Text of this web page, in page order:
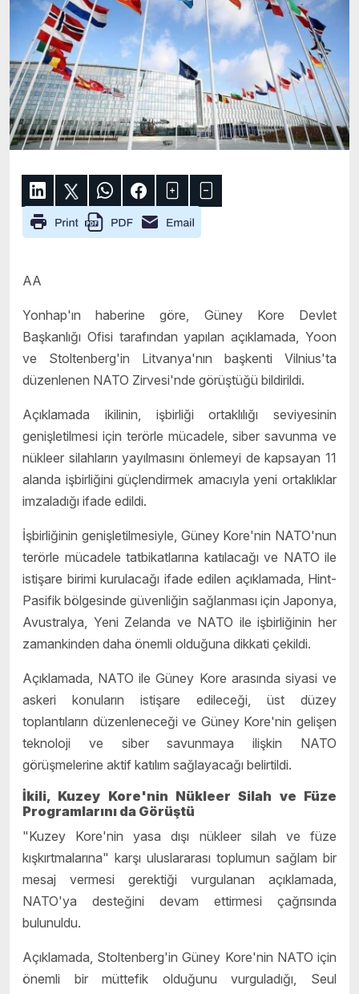
AA
Yonhap'ın haberine göre, Güney Kore Devlet
Başkanlığı Ofisi tarafından yapılan açıklamada, Yoon
ve Stoltenberg'in Litvanya'nın başkenti Vilnius'ta
düzenlenen NATO Zirvesi'nde görüştüğü bildirildi.
Açıklamada ikilinin, işbirliği ortaklılığı seviyesinin
genişletilmesi için terörle mücadele, siber savunma ve
nükleer silahların yayılmasını önlemeyi de kapsayan 11
alanda işbirliğini güçlendirmek amacıyla yeni ortaklıklar
imzaladığı ifade edildi.
İşbirliğinin genişletilmesiyle, Güney Kore'nin NATO'nun
terörle mücadele tatbikatlarına katılacağı ve NATO ile
istişare birimi kurulacağı ifade edilen açıklamada, Hint-
Pasifik bölgesinde güvenliğin sağlanması için Japonya,
Avustralya, Yeni Zelanda ve NATO ile işbirliğinin her
zamankinden daha önemli olduğuna dikkati çekildi.
Açıklamada, NATO ile Güney Kore arasında siyasi ve
askeri konuların istişare edileceği, üst düzey
toplantıların düzenleneceği ve Güney Kore'nin gelişen
teknoloji ve siber savunmaya ilişkin NATO
görüşmelerine aktif katılım sağlayacağı belirtildi.
İkili, Kuzey Kore'nin Nükleer Silah ve Füze
Programlarını da Görüştü
"Kuzey Kore'nin yasa dışı nükleer silah ve füze
kışkırtmalarına" karşı uluslararası toplumun sağlam bir
mesaj vermesi gerektiği vurgulanan açıklamada,
NATO'ya desteğini devam ettirmesi çağrısında
bulunuldu.
Açıklamada, Stoltenberg'in Güney Kore'nin NATO için
önemli bir müttefik olduğunu vurguladığı, Seul